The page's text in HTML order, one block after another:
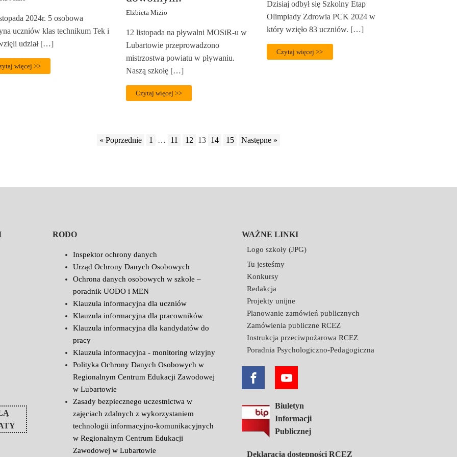
2024r. 5 osobowa
uczniów klas technikum Tek i
udział […]
więcej >>
Elżbieta Mizio
12 listopada na pływalni MOSiR-u w
Lubartowie przeprowadzono
mistrzostwa powiatu w pływaniu.
Naszą szkołę […]
Czytaj więcej >>
Dzisiaj odbył się Szkolny Etap
Olimpiady Zdrowia PCK 2024 w
który wzięło 83 uczniów. […]
Czytaj więcej >>
« Poprzednie 1 … 11 12 13 14 15 Następne »
RODO
Inspektor ochrony danych
Urząd Ochrony Danych Osobowych
Ochrona danych osobowych w szkole –
poradnik UODO i MEN
Klauzula informacyjna dla uczniów
Klauzula informacyjna dla pracowników
Klauzula informacyjna dla kandydatów do
pracy
Klauzula informacyjna - monitoring wizyjny
Polityka Ochrony Danych Osobowych w
Regionalnym Centrum Edukacji Zawodowej
w Lubartowie
Zasady bezpiecznego uczestnictwa w
zajęciach zdalnych z wykorzystaniem
technologii informacyjno-komunikacyjnych
w Regionalnym Centrum Edukacji
Zawodowej w Lubartowie
WAŻNE LINKI
Logo szkoły (JPG)
Tu jesteśmy
Konkursy
Redakcja
Projekty unijne
Planowanie zamówień publicznych
Zamówienia publiczne RCEZ
Instrukcja przeciwpożarowa RCEZ
Poradnia Psychologiczno-Pedagogiczna
Biuletyn
Informacji
Publicznej
Deklaracja dostępności RCEZ